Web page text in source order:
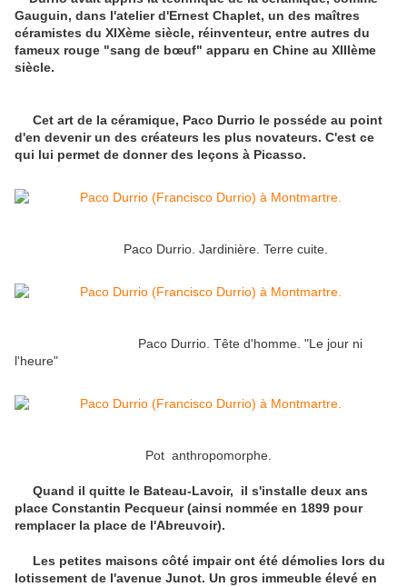
Gauguin, dans l'atelier d'Ernest Chaplet, un des maîtres
céramistes du XIXème siècle, réinventeur, entre autres du
fameux rouge "sang de bœuf" apparu en Chine au XIIIème
siècle.
Cet art de la céramique, Paco Durrio le posséde au point
d'en devenir un des créateurs les plus novateurs. C'est ce
qui lui permet de donner des leçons à Picasso.
Paco Durrio. Jardinière. Terre cuite.
Paco Durrio. Tête d'homme. "Le jour ni
l'heure"
Pot anthropomorphe.
Quand il quitte le Bateau-Lavoir, il s'installe deux ans
place Constantin Pecqueur (ainsi nommée en 1899 pour
remplacer la place de l'Abreuvoir).
Les petites maisons côté impair ont été démolies lors du
lotissement de l'avenue Junot. Un gros immeuble élevé en